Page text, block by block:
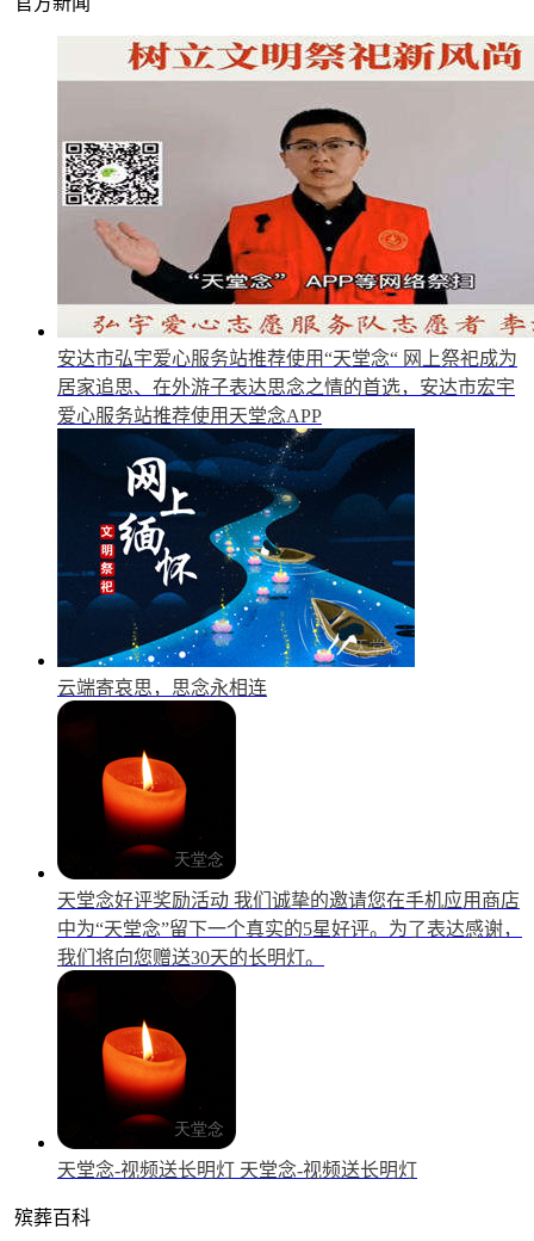
安达市弘宇爱心服务站推荐使用“天堂念“ 网上祭祀成为
居家追思、在外游子表达思念之情的首选，安达市宏宇
爱心服务站推荐使用天堂念APP
云端寄哀思，思念永相连
天堂念好评奖励活动 我们诚挚的邀请您在手机应用商店
中为“天堂念”留下一个真实的5星好评。为了表达感谢，
我们将向您赠送30天的长明灯。
天堂念-视频送长明灯 天堂念-视频送长明灯
殡葬百科